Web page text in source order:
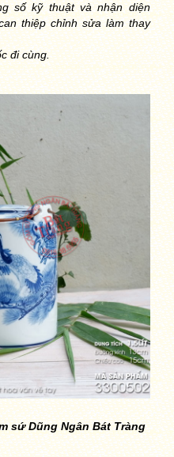
số kỹ thuật và nhận diện
thiệp chỉnh sửa làm thay
đi cùng.
sứ Dũng Ngân Bát Tràng